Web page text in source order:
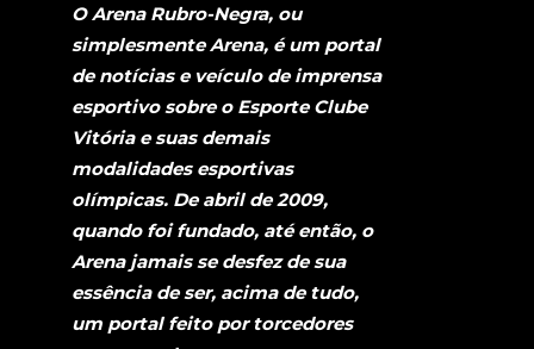
O Arena Rubro-Negra, ou
simplesmente Arena, é um portal
de notícias e veículo de imprensa
esportivo sobre o Esporte Clube
Vitória e suas demais
modalidades esportivas
olímpicas. De abril de 2009,
quando foi fundado, até então, o
Arena jamais se desfez de sua
essência de ser, acima de tudo,
um portal feito por torcedores